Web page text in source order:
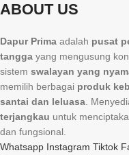
ABOUT US
Dapur Prima adalah pusat
tangga yang mengusung
sistem swalayan yang
memilih berbagai produk
santai dan leluasa .
terjangkau untuk
dan fungsional.
Whatsapp Instagram Tiktok